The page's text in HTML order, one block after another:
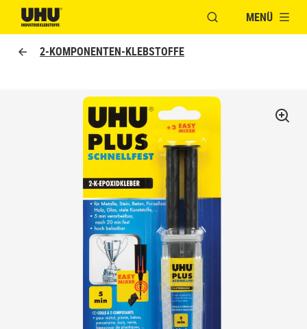
FENSTER FÜR DIE
MENÜ
2-KOMPONENTEN-KLEBSTOFFE